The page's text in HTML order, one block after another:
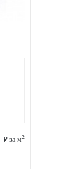
₽ за м2